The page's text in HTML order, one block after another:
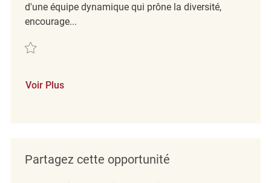
d'une équipe dynamique qui prône la diversité,
encourage...
Sauvegarder Part time Merchandise Associate REQ141989
Voir Plus
Partagez cette opportunité